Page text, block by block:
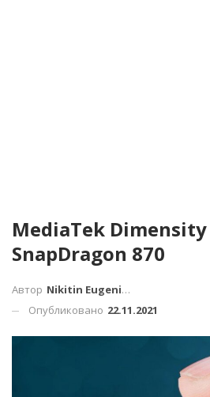
MediaTek
SnapDragon 870
Автор Nikitin Eugenius
Опубликовано 22.11.2021